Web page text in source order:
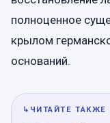
полноценное
крылом
оснований.
↳ ЧИТАЙТЕ ТАКЖЕ